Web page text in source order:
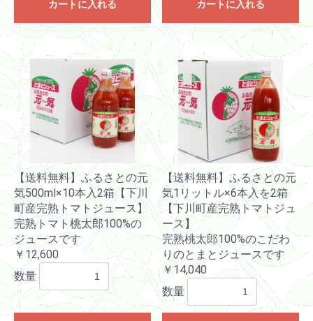
カートに入れる カートに入れる
【送料無料】ふるさとの元
気500ml×10本入2箱【下川
町産完熟トマトジュース】
完熟トマト桃太郎100%の
ジュースです
￥12,600
数量
【送料無料】ふるさとの元
気1リットル×6本入を2箱
【下川町産完熟トマトジュ
ース】
完熟桃太郎100%のこだわ
りのとまとジュースです
￥14,040
数量